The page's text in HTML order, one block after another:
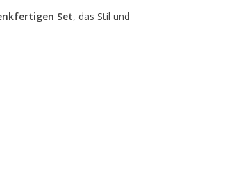
Set, das Stil und